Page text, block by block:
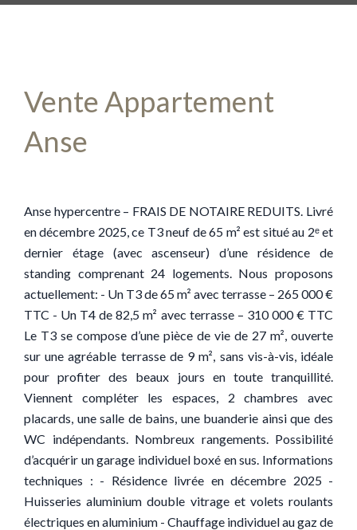
Vente Appartement
Anse
Anse hypercentre – FRAIS DE NOTAIRE REDUITS. Livré
en décembre 2025, ce T3 neuf de 65 m² est situé au 2ᵉ et
dernier étage (avec ascenseur) d’une résidence de
standing comprenant 24 logements. Nous proposons
actuellement: - Un T3 de 65 m² avec terrasse – 265 000 €
TTC - Un T4 de 82,5 m² avec terrasse – 310 000 € TTC
Le T3 se compose d’une pièce de vie de 27 m², ouverte
sur une agréable terrasse de 9 m², sans vis-à-vis, idéale
pour profiter des beaux jours en toute tranquillité.
Viennent compléter les espaces, 2 chambres avec
placards, une salle de bains, une buanderie ainsi que des
WC indépendants. Nombreux rangements. Possibilité
d’acquérir un garage individuel boxé en sus. Informations
techniques : - Résidence livrée en décembre 2025 -
Huisseries aluminium double vitrage et volets roulants
électriques en aluminium - Chauffage individuel au gaz de